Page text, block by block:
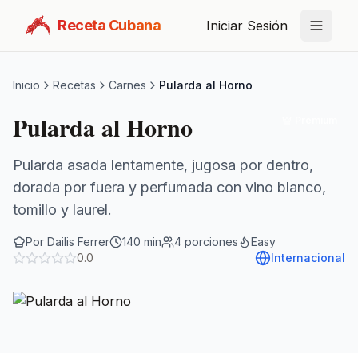
Receta Cubana Iniciar Sesión
Inicio Recetas Carnes Pularda al Horno
Pularda al Horno
Pularda asada lentamente, jugosa por dentro,
dorada por fuera y perfumada con vino blanco,
tomillo y laurel.
Por Dailis Ferrer 140 min 4 porciones
Easy
0.0
Internacional